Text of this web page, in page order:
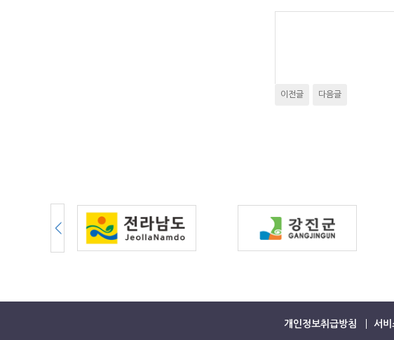
이전글 다음글
개인정보취급방침 서비